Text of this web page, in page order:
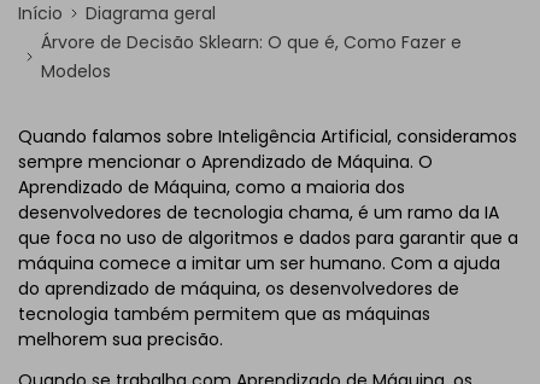
Início
Diagrama geral
Árvore de Decisão Sklearn: O que é, Como Fazer e
Modelos
Quando falamos sobre Inteligência Artificial, consideramos
sempre mencionar o Aprendizado de Máquina. O
Aprendizado de Máquina, como a maioria dos
desenvolvedores de tecnologia chama, é um ramo da IA
que foca no uso de algoritmos e dados para garantir que a
máquina comece a imitar um ser humano. Com a ajuda
do aprendizado de máquina, os desenvolvedores de
tecnologia também permitem que as máquinas
melhorem sua precisão.